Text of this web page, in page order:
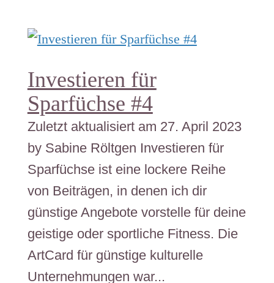
Investieren für
Sparfüchse #4
Zuletzt aktualisiert am 27. April 2023
by Sabine Röltgen Investieren für
Sparfüchse ist eine lockere Reihe
von Beiträgen, in denen ich dir
günstige Angebote vorstelle für deine
geistige oder sportliche Fitness. Die
ArtCard für günstige kulturelle
Unternehmungen war...